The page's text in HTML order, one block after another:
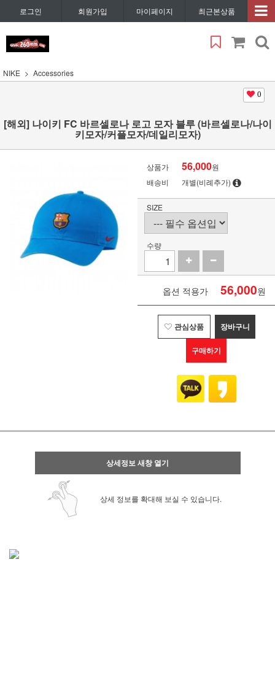
로그인 회원가입 마이페이지 최근본상품
NIKE Accessories
0
[해외] 나이키 FC 바르셀로나 로고 모자 블루 (바르셀로나/나이
키모자/커플모자/데일리모자)
상품가 56,000원
배송비
개별(비례추가)
SIZE
수량
옵션 적용가 56,000원
관심상품 장바구니
구매하기
상세정보 새창 열기
상세 정보를 확대해 보실 수 있습니다.